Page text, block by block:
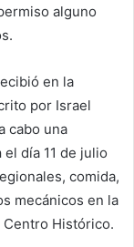
alguno
en la
por Israel
cabo una
el día 11 de julio
comida,
mecánicos en la
Histórico.